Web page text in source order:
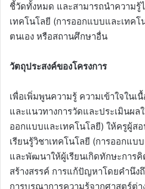
ชี้วัดทั้งหมด และสามารถนำความรู้
เทคโนโลยี (การออกแบบและเทค
ตนเอง หรือสถานศึกษาอื่น
วัตถุประสงค์ของโครงการ
เพื่อเพิ่มพูนความรู้ ความเข้าใจในเ
และแนวทางการวัดและประเมินผล
ออกแบบและเทคโนโลยี) ให้ครูผู้ส
เรียนรู้วิชาเทคโนโลยี (การออกแบ
และพัฒนาให้ผู้เรียนเกิดทักษะการ
สร้างสรรค์ การแก้ปัญหาโดยคำนึง
การบูรณาการความรู้จากศาสตร์ต่า